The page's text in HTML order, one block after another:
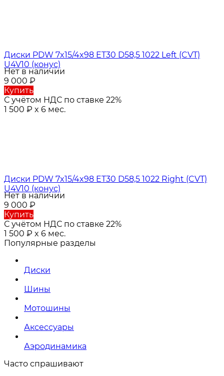
Диски PDW 7x15/4x98 ET30 D58,5 1022 Left (CVT)
U4V10 (конус)
Нет в наличии
9 000 ₽
Купить
С учётом НДС по ставке 22%
1 500 ₽ x 6 мес.
Диски PDW 7x15/4x98 ET30 D58,5 1022 Right (CVT)
U4V10 (конус)
Нет в наличии
9 000 ₽
Купить
С учётом НДС по ставке 22%
1 500 ₽ x 6 мес.
Популярные разделы
Диски
Шины
Мотошины
Аксессуары
Аэродинамика
Часто спрашивают